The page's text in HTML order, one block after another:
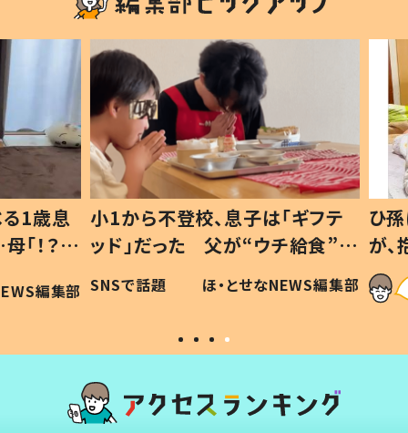
歳息
？」
編集部
小1から不登校、息子は「ギフテ
ッド」だった 父が“ウチ給食”を
作り続ける理由とは #令和の親
#令和の子
SNSで話題 ほ・とせなNEWS編集部
ひ孫
が、抱
「涙が
い」